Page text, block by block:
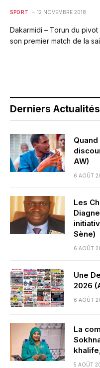
SPORT 12 NOVEMBRE 2018
Dakarmidi – Torun du
son premier match de la
Derniers Actualités
AW)
6 AOÛT
Les
Sène)
6 AOÛT
Une
2026
6 AOÛT
La
5 AOÛT